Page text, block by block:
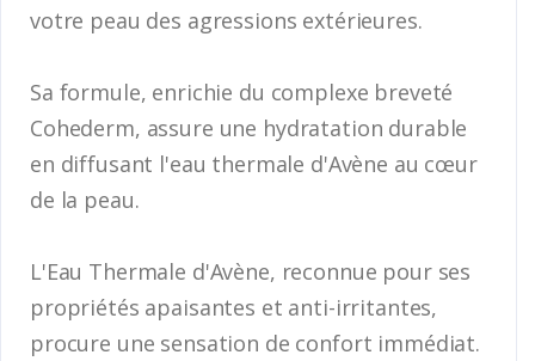
votre peau des agressions extérieures.
Sa formule, enrichie du complexe breveté
Cohederm, assure une hydratation durable
en diffusant l'eau thermale d'Avène au cœur
de la peau.
L'Eau Thermale d'Avène, reconnue pour ses
propriétés apaisantes et anti-irritantes,
procure une sensation de confort immédiat.